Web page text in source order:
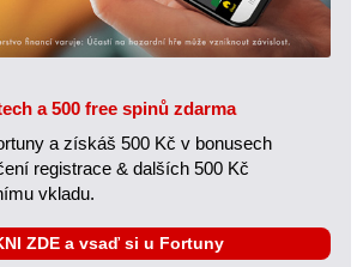
a 500 free spinů zdarma
a získáš 500 Kč v bonusech
registrace & dalších 500 Kč
vkladu.
ZDE a vsaď si u Fortuny